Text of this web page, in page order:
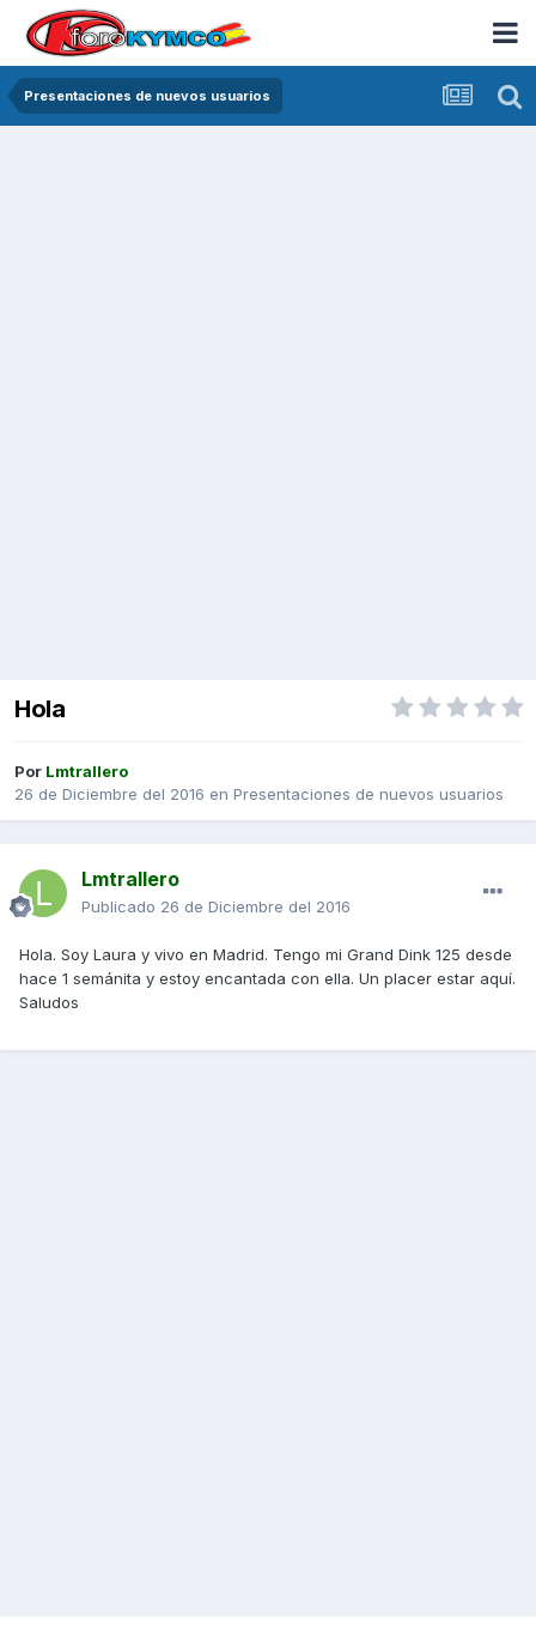
Presentaciones de nuevos usuarios
Hola
Por Lmtrallero
26 de Diciembre del 2016 en Presentaciones de nuevos usuarios
Lmtrallero
Publicado 26 de Diciembre del 2016
Hola. Soy Laura y vivo en Madrid. Tengo mi Grand Dink 125 desde
hace 1 semánita y estoy encantada con ella. Un placer estar aquí.
Saludos